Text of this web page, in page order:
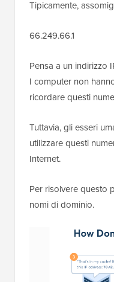
Tipicamente,
66.249.66.1
Pensa a un indirizzo
I computer non
ricordare questi
Tuttavia, gli esseri
utilizzare questi
Internet.
Per risolvere questo
nomi di dominio.